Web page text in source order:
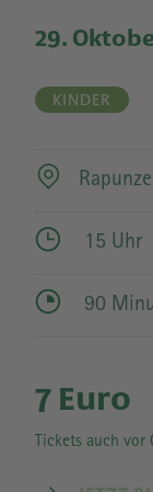
29.
KINDER
15 Uhr
90
7 Euro
Tickets auch vor